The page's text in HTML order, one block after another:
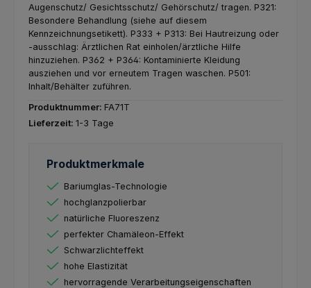
Augenschutz/ Gesichtsschutz/ Gehörschutz/ tragen. P321:
Besondere Behandlung (siehe auf diesem
Kennzeichnungsetikett). P333 + P313: Bei Hautreizung oder
-ausschlag: Ärztlichen Rat einholen/ärztliche Hilfe
hinzuziehen. P362 + P364: Kontaminierte Kleidung
ausziehen und vor erneutem Tragen waschen. P501:
Inhalt/Behälter zuführen.
Produktnummer: FA71T
Lieferzeit: 1-3 Tage
Produktmerkmale
Bariumglas-Technologie
hochglanzpolierbar
natürliche Fluoreszenz
perfekter Chamäleon-Effekt
Schwarzlichteffekt
hohe Elastizität
hervorragende Verarbeitungseigenschaften